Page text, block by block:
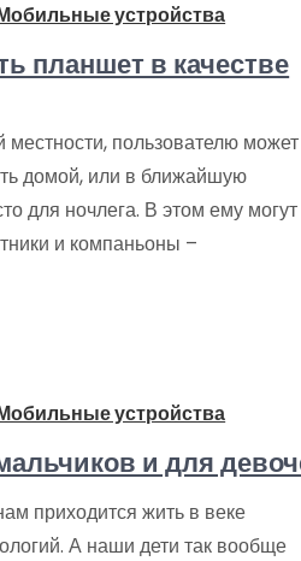
устройства
планшет в качестве
пользователю может
домой, или в ближайшую
для ночлега. В этом ему могут
и компаньоны –
устройства
и для
приходится жить в веке
А наши дети так вообще